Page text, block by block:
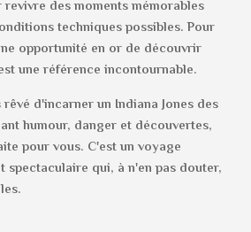
des moments mémorables
techniques possibles. Pour
opportunité en or de découvrir
une référence incontournable.
d'incarner un Indiana Jones des
humour, danger et découvertes,
pour vous. C'est un voyage
spectaculaire qui, à n'en pas douter,